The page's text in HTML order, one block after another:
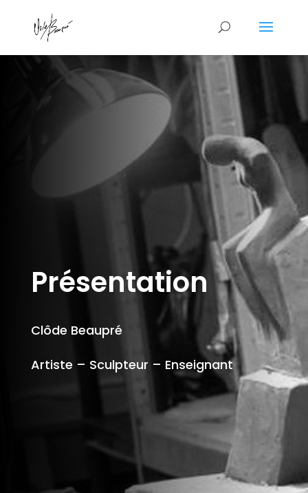
Présentation
Clôde Beaupré
Artiste – Sculpteur – Enseignant